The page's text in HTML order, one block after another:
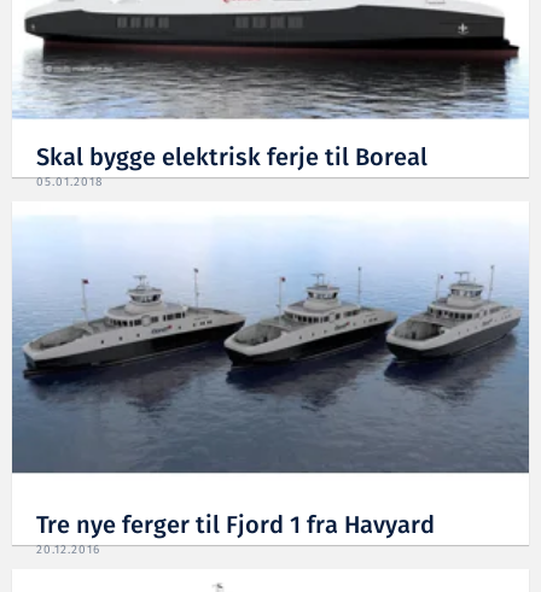
Skal bygge elektrisk ferje til Boreal
05.01.2018
Tre nye ferger til Fjord 1 fra Havyard
20.12.2016